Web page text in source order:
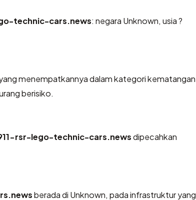
technic-cars.news: negara Unknown, usia ?
menempatkannya dalam kategori kematangan
berisiko.
rsr-lego-technic-cars.newsdipecahkan
berada di Unknown, pada infrastruktur yang